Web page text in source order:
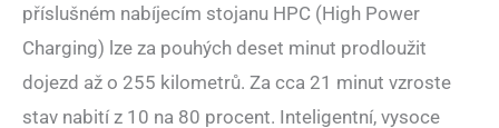
příslušném nabíjecím stojanu HPC (High Power
Charging) lze za pouhých deset minut prodloužit
dojezd až o 255 kilometrů. Za cca 21 minut vzroste
stav nabití z 10 na 80 procent. Inteligentní, vysoce